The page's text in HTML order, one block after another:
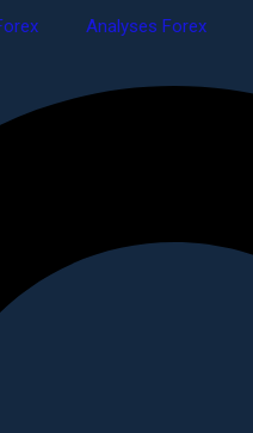
Analyses Forex